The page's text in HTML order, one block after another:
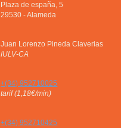
Plaza de españa, 5
29530 -Alameda
Juan Lorenzo Pineda Claverias
IULV-CA
+(34) 952710025
tarif (1,18€/min)
+(34) 952710425